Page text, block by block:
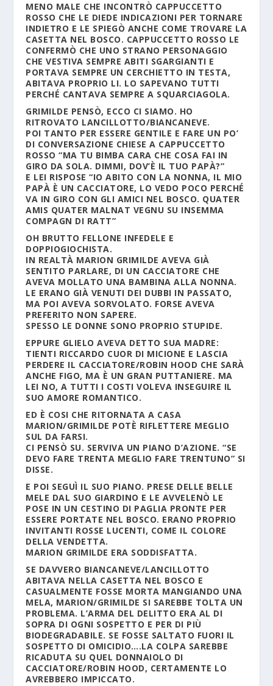
MENO MALE CHE INCONTRÒ CAPPUCCETTO
ROSSO CHE LE DIEDE INDICAZIONI PER TORNARE
INDIETRO E LE SPIEGÒ ANCHE COME TROVARE LA
CASETTA NEL BOSCO. CAPPUCCETTO ROSSO LE
CONFERMÒ CHE UNO STRANO PERSONAGGIO
CHE VESTIVA SEMPRE ABITI SGARGIANTI E
PORTAVA SEMPRE UN CERCHIETTO IN TESTA,
ABITAVA PROPRIO LI. LO SAPEVANO TUTTI
PERCHÉ CANTAVA SEMPRE A SQUARCIAGOLA.
GRIMILDE PENSÒ, ECCO CI SIAMO. HO
RITROVATO LANCILLOTTO/BIANCANEVE.
POI TANTO PER ESSERE GENTILE E FARE UN PO’
DI CONVERSAZIONE CHIESE A CAPPUCCETTO
ROSSO “MA TU BIMBA CARA CHE COSA FAI IN
GIRO DA SOLA. DIMMI, DOV’È IL TUO PAPÀ?”
E LEI RISPOSE “IO ABITO CON LA NONNA, IL MIO
PAPÀ È UN CACCIATORE, LO VEDO POCO PERCHÉ
VA IN GIRO CON GLI AMICI NEL BOSCO. QUATER
AMIS QUATER MALNAT VEGNU SU INSEMMA
COMPAGN DI RATT”
OH BRUTTO FELLONE INFEDELE E
DOPPIOGIOCHISTA.
IN REALTÀ MARION GRIMILDE AVEVA GIÀ
SENTITO PARLARE, DI UN CACCIATORE CHE
AVEVA MOLLATO UNA BAMBINA ALLA NONNA.
LE ERANO GIÀ VENUTI DEI DUBBI IN PASSATO,
MA POI AVEVA SORVOLATO. FORSE AVEVA
PREFERITO NON SAPERE.
SPESSO LE DONNE SONO PROPRIO STUPIDE.
EPPURE GLIELO AVEVA DETTO SUA MADRE:
TIENTI RICCARDO CUOR DI MICIONE E LASCIA
PERDERE IL CACCIATORE/ROBIN HOOD CHE SARÀ
ANCHE FIGO, MA È UN GRAN PUTTANIERE. MA
LEI NO, A TUTTI I COSTI VOLEVA INSEGUIRE IL
SUO AMORE ROMANTICO.
ED È COSI CHE RITORNATA A CASA
MARION/GRIMILDE POTÈ RIFLETTERE MEGLIO
SUL DA FARSI.
CI PENSÒ SU. SERVIVA UN PIANO D’AZIONE. “SE
DEVO FARE TRENTA MEGLIO FARE TRENTUNO” SI
DISSE.
E POI SEGUÌ IL SUO PIANO. PRESE DELLE BELLE
MELE DAL SUO GIARDINO E LE AVVELENÒ LE
POSE IN UN CESTINO DI PAGLIA PRONTE PER
ESSERE PORTATE NEL BOSCO. ERANO PROPRIO
INVITANTI ROSSE LUCENTI, COME IL COLORE
DELLA VENDETTA.
MARION GRIMILDE ERA SODDISFATTA.
SE DAVVERO BIANCANEVE/LANCILLOTTO
ABITAVA NELLA CASETTA NEL BOSCO E
CASUALMENTE FOSSE MORTA MANGIANDO UNA
MELA, MARION/GRIMILDE SI SAREBBE TOLTA UN
PROBLEMA. L’ARMA DEL DELITTO ERA AL DI
SOPRA DI OGNI SOSPETTO E PER DI PIÙ
BIODEGRADABILE. SE FOSSE SALTATO FUORI IL
SOSPETTO DI OMICIDIO….LA COLPA SAREBBE
RICADUTA SU QUEL DONNAIOLO DI
CACCIATORE/ROBIN HOOD, CERTAMENTE LO
AVREBBERO IMPICCATO.